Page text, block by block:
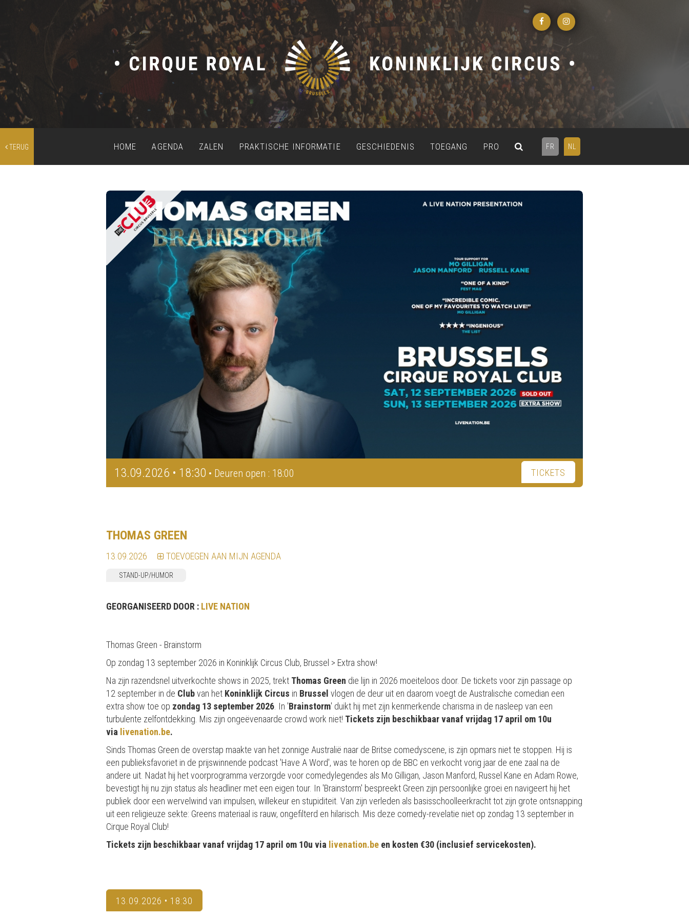
TERUG FR NL
HOME AGENDA ZALEN PRAKTISCHE INFORMATIE GESCHIEDENIS TOEGANG PRO
13.09.2026 • 18:30 • Deuren open : 18:00 TICKETS
THOMAS GREEN
13.09.2026 TOEVOEGEN AAN MIJN AGENDA
STAND-UP/HUMOR
GEORGANISEERD DOOR : LIVE NATION
Thomas Green - Brainstorm
Op zondag 13 september 2026 in Koninklijk Circus Club, Brussel > Extra show!
Na zijn razendsnel uitverkochte shows in 2025, trekt Thomas Green die lijn in 2026 moeiteloos door. De tickets voor zijn passage op
12 september in de Clubvan het Koninklijk Circus in Brussel vlogen de deur uit en daarom voegt de Australische comedian een
extra show toe op zondag 13 september 2026 . In 'Brainstorm' duikt hij met zijn kenmerkende charisma in de nasleep van een
turbulente zelfontdekking. Mis zijn ongeëvenaarde crowd work niet! Tickets zijn beschikbaar vanaf vrijdag 17 april om 10u
via livenation.be.
Sinds Thomas Green de overstap maakte van het zonnige Australië naar de Britse comedyscene, is zijn opmars niet te stoppen. Hij is
een publieksfavoriet in de prijswinnende podcast 'Have A Word', was te horen op de BBC en verkocht vorig jaar de ene zaal na de
andere uit. Nadat hij het voorprogramma verzorgde voor comedylegendes als Mo Gilligan, Jason Manford, Russel Kane en Adam Rowe,
bevestigt hij nu zijn status als headliner met een eigen tour. In 'Brainstorm' bespreekt Green zijn persoonlijke groei en navigeert hij het
publiek door een wervelwind van impulsen, willekeur en stupiditeit. Van zijn verleden als basisschoolleerkracht tot zijn grote ontsnapping
uit een religieuze sekte: Greens materiaal is rauw, ongefilterd en hilarisch. Mis deze comedy-revelatie niet op zondag 13 september in
Cirque Royal Club!
Tickets zijn beschikbaar vanaf vrijdag 17 april om 10u via livenation.be en kosten €30 (inclusief servicekosten).
13.09.2026 • 18:30